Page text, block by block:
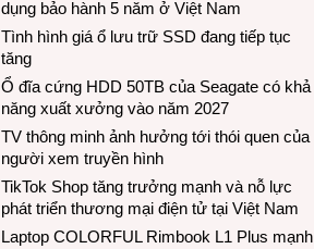
dụng bảo hành 5 năm ở Việt Nam
Tình hình giá ổ lưu trữ SSD đang tiếp tục
tăng
Ổ đĩa cứng HDD 50TB của Seagate có khả
năng xuất xưởng vào năm 2027
TV thông minh ảnh hưởng tới thói quen của
người xem truyền hình
TikTok Shop tăng trưởng mạnh và nỗ lực
phát triển thương mại điện tử tại Việt Nam
Laptop COLORFUL Rimbook L1 Plus mạnh